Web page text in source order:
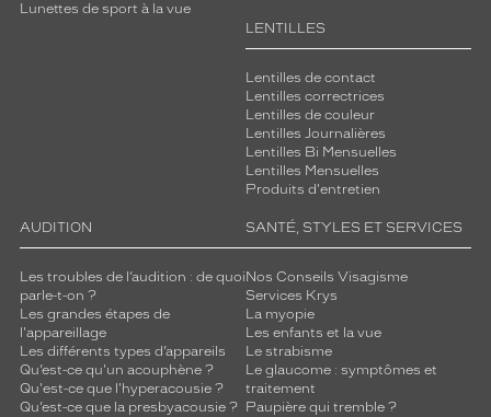
Lunettes de sport à la vue
LENTILLES
Lentilles de contact
Lentilles correctrices
Lentilles de couleur
Lentilles Journalières
Lentilles Bi Mensuelles
Lentilles Mensuelles
Produits d'entretien
AUDITION
Les troubles de l’audition : de quoi
parle-t-on ?
Les grandes étapes de
l'appareillage
Les différents types d’appareils
Qu’est-ce qu'un acouphène ?
Qu'est-ce que l'hyperacousie ?
Qu’est-ce que la presbyacousie ?
SANTÉ, STYLES ET SERVICES
Nos Conseils Visagisme
Services Krys
La myopie
Les enfants et la vue
Le strabisme
Le glaucome : symptômes et
traitement
Paupière qui tremble ?